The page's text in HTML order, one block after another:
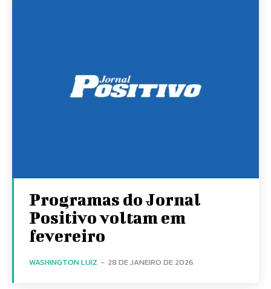
Programas do Jornal
Positivo voltam em
fevereiro
WASHINGTON LUIZ - 28 DE JANEIRO DE 2026